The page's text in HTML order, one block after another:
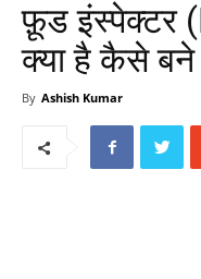
फ़ूड इंस्पेक्टर
क्या है कैसे बने
By Ashish Kumar